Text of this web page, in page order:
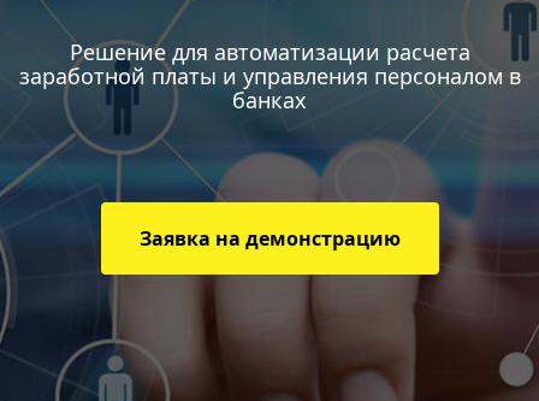
Решение для автоматизации расчета
заработной платы и управления персоналом в
банках
Заявка на демонстрацию